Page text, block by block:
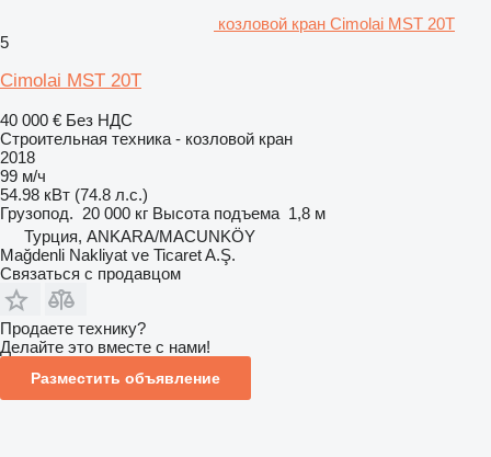
козловой кран Cimolai MST 20T
5
Cimolai MST 20T
40 000 € Без НДС
Строительная техника - козловой кран
2018
99 м/ч
54.98 кВт (74.8 л.с.)
Грузопод. 20 000 кг Высота подъема 1,8 м
Турция, ANKARA/MACUNKÖY
Mağdenli Nakliyat ve Ticaret A.Ş.
Связаться с продавцом
Продаете технику?
Делайте это вместе с нами!
Разместить объявление